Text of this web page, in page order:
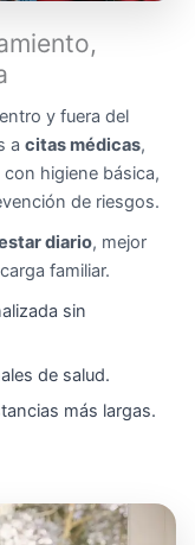
y fuera del
a citas médicas,
higiene básica,
de riesgos.
diario, mejor
familiar.
sin
de salud.
más largas.